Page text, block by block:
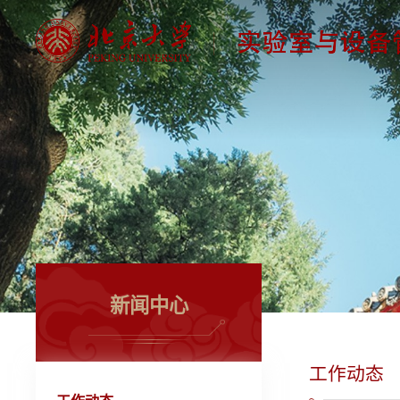
新闻中心
工作动态